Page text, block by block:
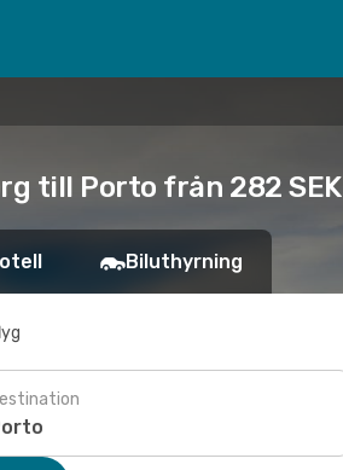
till Porto från 282 SEK
Biluthyrning